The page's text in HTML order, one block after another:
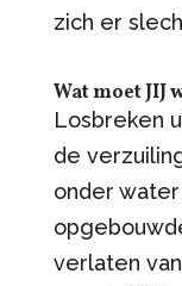
zich er
Wat moet JIJ
Losbreken
de
onder
verlaten